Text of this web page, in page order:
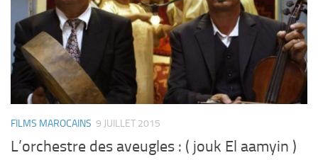
FILMS MAROCAINS 9 JUILLET 2015
L’orchestre des aveugles : ( jouk El aamyin )